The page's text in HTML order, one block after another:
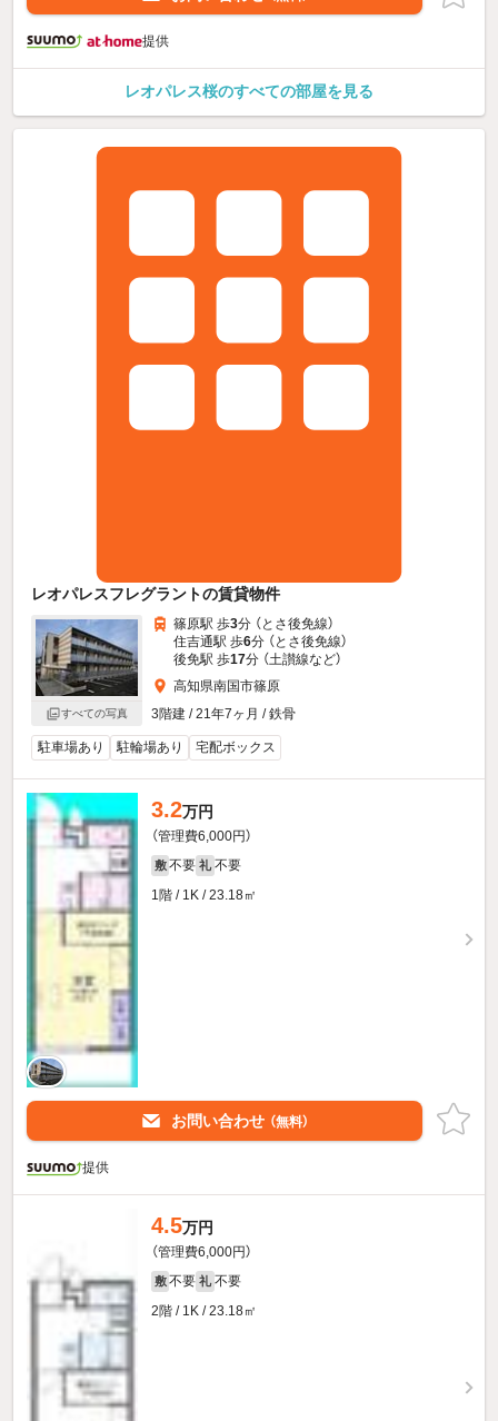
提供
レオパレス桜のすべての部屋を見る
レオパレスフレグラントの賃貸物件
すべての写真
篠原駅 歩3分 （とさ後免線）
住吉通駅 歩6分 （とさ後免線）
後免駅 歩17分 （土讃線など）
高知県南国市篠原
3階建 / 21年7ヶ月 / 鉄骨
駐車場あり 駐輪場あり 宅配ボックス
3.2万円
（管理費6,000円）
敷 不要 礼 不要
1階 / 1K / 23.18㎡
お問い合わせ （無料）
提供
4.5万円
（管理費6,000円）
敷 不要 礼 不要
2階 / 1K / 23.18㎡